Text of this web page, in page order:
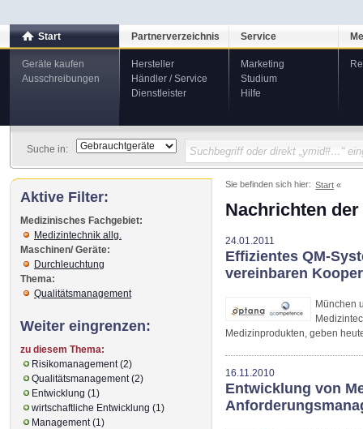
Start
Geräte kaufen
Ausschreibungen
Partnerverzeichnis
Hersteller
Händler / Service
Dienstleister
Service
Marketing
Studium
Hilfe
Suche in:
Sie befinden sich hier: Start
Nachrichten
24.01.2011
Effizientes QM-
vereinbaren
München
Medizinprodukten, geben
16.11.2010
Entwicklung von
Aktive Filter:
Medizinisches Fachgebiet:
Medizintechnik allg.
Maschinen/ Geräte:
Durchleuchtung
Thema:
Qualitätsmanagement
Weiter eingrenzen:
zu diesem Thema:
Risikomanagement (2)
Qualitätsmanagement (2)
Entwicklung (1)
wirtschaftliche Entwicklung (1)
Management (1)